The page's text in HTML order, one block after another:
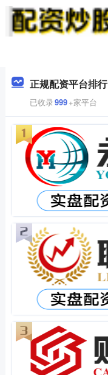
正规配资平台排行
已收录999+家平台